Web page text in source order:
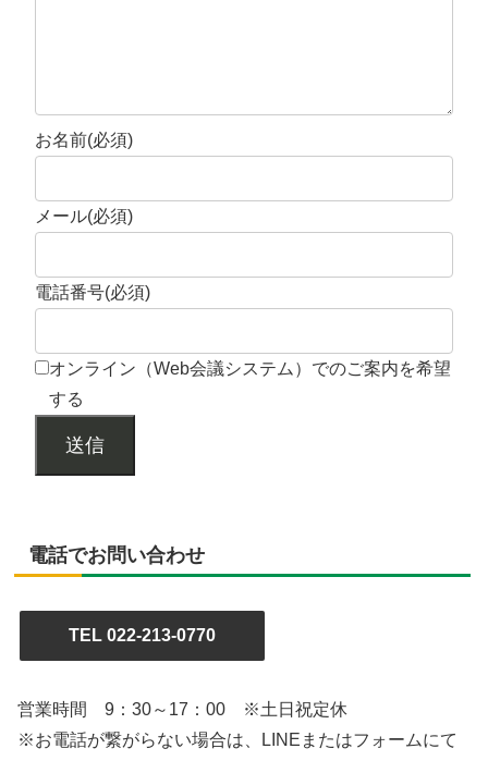
お名前(必須)
メール(必須)
電話番号(必須)
オンライン（Web会議システム）でのご案内を希望
する
送信
電話でお問い合わせ
TEL 022-213-0770
営業時間 9：30～17：00 ※土日祝定休
※お電話が繋がらない場合は、LINEまたはフォームにて